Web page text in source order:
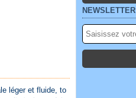
léger et fluide, to
NEWSLETTER